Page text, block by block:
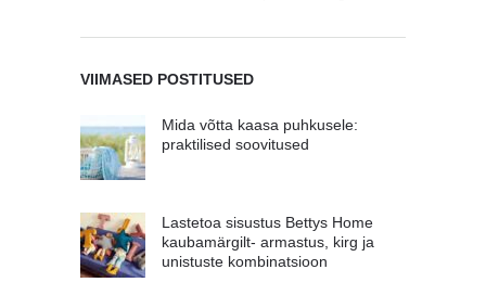
VIIMASED POSTITUSED
Mida võtta kaasa puhkusele:
praktilised soovitused
Lastetoa sisustus Bettys Home
kaubamärgilt- armastus, kirg ja
unistuste kombinatsioon